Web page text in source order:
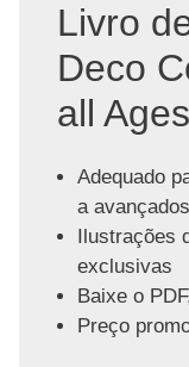
Livro
Deco
all
Adequado
a avançados
Ilustrações
exclusivas
Baixe o
Preço